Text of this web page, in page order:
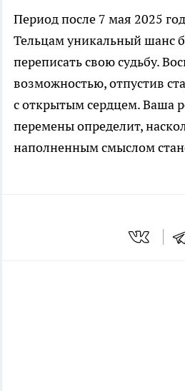
Период после 7 мая 2025
Тельцам уникальный шанс
переписать свою судьбу.
возможностью, отпустив
с открытым сердцем. Ваша
перемены определит,
наполненным смыслом